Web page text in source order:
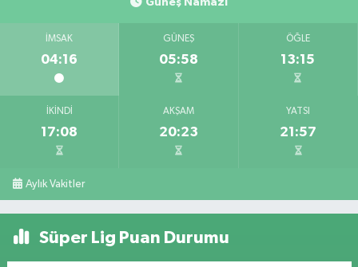
İMSAK
04:16
GÜNEŞ
05:58
ÖĞLE
13:15
İKINDI
17:08
AKŞAM
20:23
YATSI
21:57
Aylık Vakitler
Süper Lig Puan Durumu